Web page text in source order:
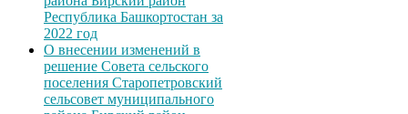
Республика Башкортостан за
2022 год
О внесении изменений в
решение Совета сельского
поселения Старопетровский
сельсовет муниципального